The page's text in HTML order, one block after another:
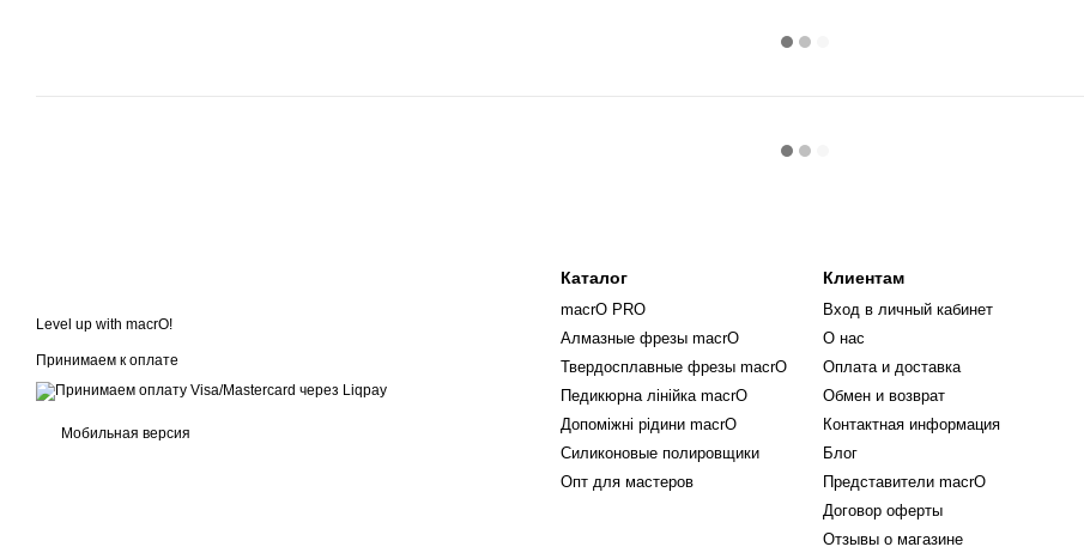
Level up with macrO!
Принимаем к оплате
Мобильная версия
Каталог
macrO PRO
Алмазные фрезы macrO
Твердосплавные фрезы macrO
Педикюрна лінійка macrO
Допоміжні рідини macrO
Силиконовые полировщики
Опт для мастеров
Клиентам
Вход в личный кабинет
О нас
Оплата и доставка
Обмен и возврат
Контактная информация
Блог
Представители macrO
Договор оферты
Отзывы о магазине